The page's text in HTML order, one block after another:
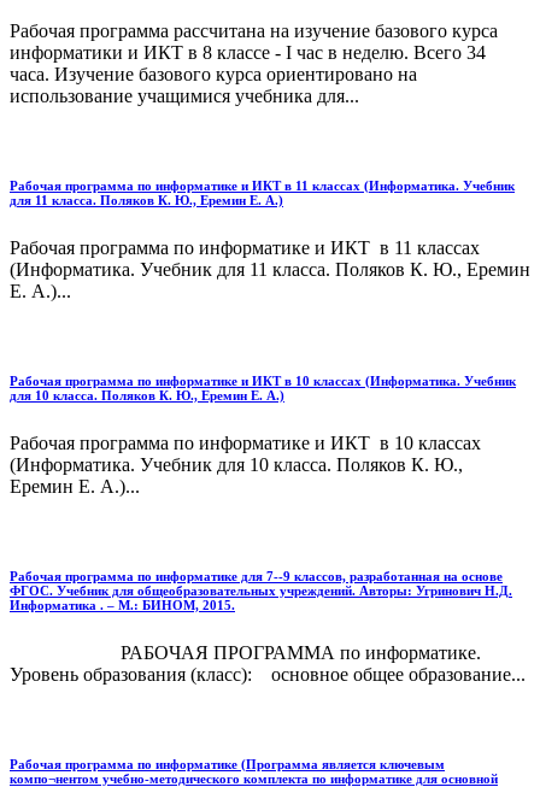
Рабочая программа рассчитана на изучение базового курса
информатики и ИКТ в 8 классе - I час в неделю. Всего 34
часа. Изучение базового курса ориентировано на
использование учащимися учебника для...
Рабочая программа по информатике и ИКТ в 11 классах (Информатика. Учебник
для 11 класса. Поляков К. Ю., Еремин Е. А.)
Рабочая программа по информатике и ИКТ в 11 классах
(Информатика. Учебник для 11 класса. Поляков К. Ю., Еремин
Е. А.)...
Рабочая программа по информатике и ИКТ в 10 классах (Информатика. Учебник
для 10 класса. Поляков К. Ю., Еремин Е. А.)
Рабочая программа по информатике и ИКТ в 10 классах
(Информатика. Учебник для 10 класса. Поляков К. Ю.,
Еремин Е. А.)...
Рабочая программа по информатике для 7--9 классов, разработанная на основе
ФГОС. Учебник для общеобразовательных учреждений. Авторы: Угринович Н.Д.
Информатика . – М.: БИНОМ, 2015.
РАБОЧАЯ ПРОГРАММА по информатике.
Уровень образования (класс): основное общее образование...
Рабочая программа по информатике (Программа является ключевым
компо¬нентом учебно-методического комплекта по информатике для основной